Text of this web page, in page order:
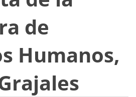
de
Humanos,